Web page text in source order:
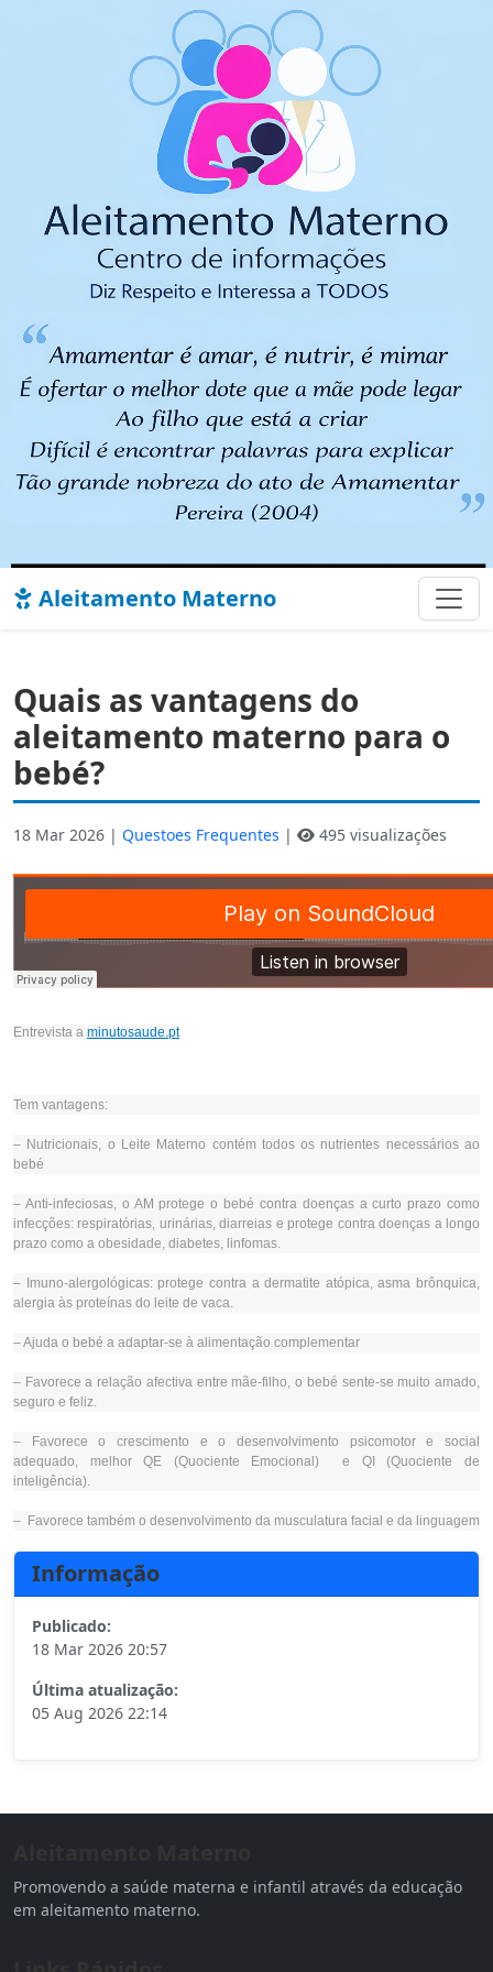
Aleitamento Materno
Quais as vantagens do
aleitamento materno para o
bebé?
18 Mar 2026 | Questoes Frequentes | 495 visualizações
Entrevista a minutosaude.pt
Tem vantagens:
– Nutricionais, o Leite Materno contém todos os nutrientes necessários ao
bebé
– Anti-infeciosas, o AM protege o bebé contra doenças a curto prazo como
infecções: respiratórias, urinárias, diarreias e protege contra doenças a longo
prazo como a obesidade, diabetes, linfomas.
– Imuno-alergológicas: protege contra a dermatite atópica, asma brônquica,
alergia às proteínas do leite de vaca.
– Ajuda o bebé a adaptar-se à alimentação complementar
– Favorece a relação afectiva entre mãe-filho, o bebé sente-se muito amado,
seguro e feliz.
– Favorece o crescimento e o desenvolvimento psicomotor e social
adequado, melhor QE (Quociente Emocional) e QI (Quociente de
inteligência).
– Favorece também o desenvolvimento da musculatura facial e da linguagem
Informação
Publicado:
18 Mar 2026 20:57
Última atualização:
05 Aug 2026 22:14
Promovendo a saúde materna e infantil através da educação
em aleitamento materno.